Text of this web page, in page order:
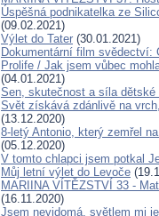
Úspěšná podnikatelka ze
(09.02.2021)
Výlet do Tater (30.01.2021)
Dokumentární film
Prolife / Jak jsem vůbec
(04.01.2021)
Sen, skutečnost a síla dětské
Svět získává zdánlivě na
(13.12.2020)
8-letý Antonio, který zemřel
(05.12.2020)
V tomto chlapci jsem potkal
Můj letní výlet do Levoče
MARIINA VÍTĚZSTVÍ 33 -
(16.11.2020)
Jsem nevidomá, světlem mi